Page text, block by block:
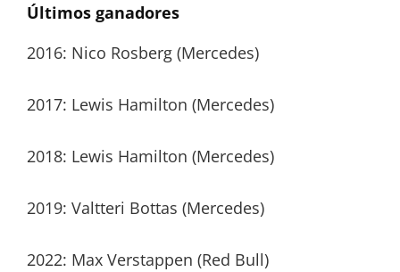
Últimos ganadores
2016: Nico Rosberg (Mercedes)
2017: Lewis Hamilton (Mercedes)
2018: Lewis Hamilton (Mercedes)
2019: Valtteri Bottas (Mercedes)
2022: Max Verstappen (Red Bull)